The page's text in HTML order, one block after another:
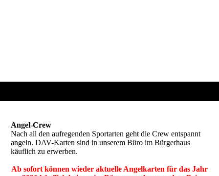
Angel-Crew
Nach all den aufregenden Sportarten geht die Crew entspannt
angeln. DAV-Karten sind in unserem Büro im Bürgerhaus
käuflich zu erwerben.
Ab sofort können wieder aktuelle Angelkarten für das Jahr